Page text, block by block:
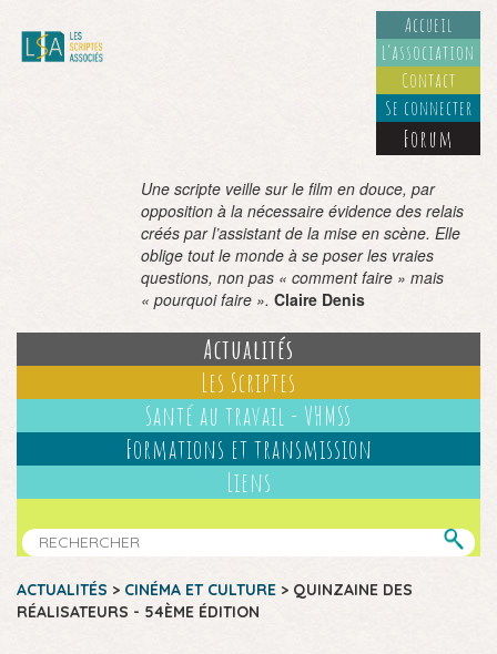
Accueil
L’association
Contact
Se connecter
Forum
Une scripte veille sur le film en douce, par
opposition à la nécessaire évidence des relais
créés par l’assistant de la mise en scène. Elle
oblige tout le monde à se poser les vraies
questions, non pas « comment faire » mais
« pourquoi faire ». Claire Denis
Actualités
Les Scriptes
Santé au travail - VHMSS
Formations et transmission
Liens
ACTUALITÉS > CINÉMA ET CULTURE > QUINZAINE DES
RÉALISATEURS - 54ÈME ÉDITION